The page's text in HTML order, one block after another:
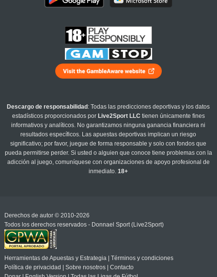
Descargo de responsabilidad : Todas las predicciones deportivas y los datos
estadísticos proporcionados por Live2Sport LLC tienen únicamente fines
informativos y analíticos. No garantizamos ninguna ganancia financiera ni
resultados específicos. Las apuestas deportivas implican un riesgo
significativo; por favor, juegue de forma responsable y solo con fondos que
pueda permitirse perder. Si usted o alguien que conoce tiene problemas con la
adicción al juego, comuníquese con organizaciones de apoyo profesional de
inmediato.18+
Derechos de autor © 2010-2026
Todos los derechos reservados - Donnael Sport (Live2Sport)
Herramientas de Apuestas y Estrategia| Términos y condiciones
Política de privacidad
Sobre nosotros| Contacto